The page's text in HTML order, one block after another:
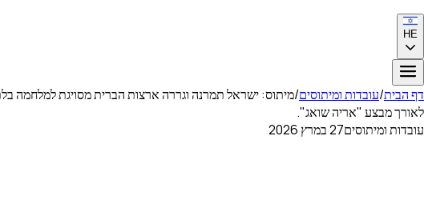
HE
דף הבית/עובדות ומיתוסים/מיתוס: ישראל תמרנה וגררה ארצות הברית מסויגת למלחמה
לאורך מבצע "אריה שואג".
עובדות ומיתוסים27 במרץ 2026